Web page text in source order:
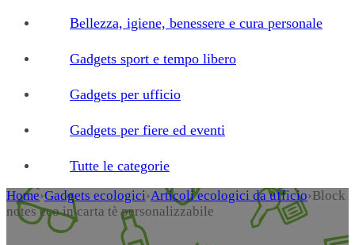
Bellezza, igiene, benessere e cura personale
Gadgets sport e tempo libero
Gadgets per ufficio
Gadgets per fiere ed eventi
Tutte le categorie
Home›Gadgets ecologici›Articoli ecologici da ufficio›Block
notes eco in carta tè personalizzabile